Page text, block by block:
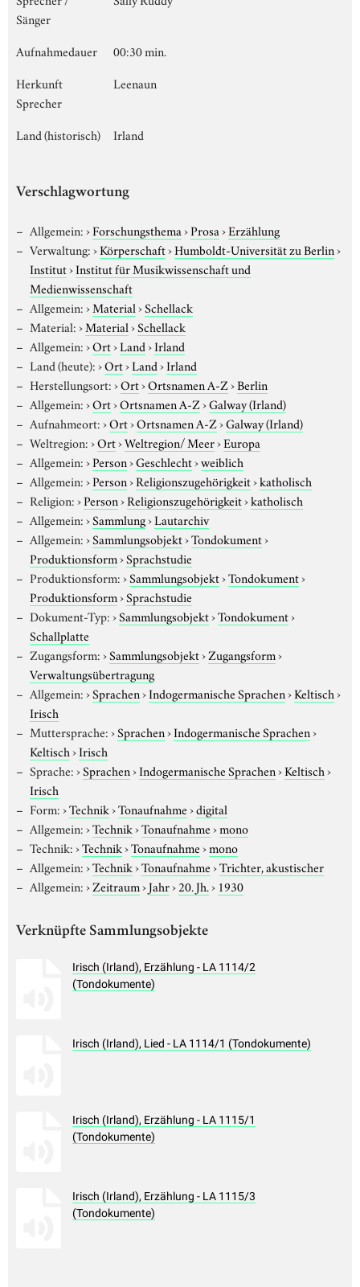
Sänger
Aufnahmedauer
00:30 min.
Herkunft
Sprecher
Leenaun
Land (historisch) Irland
Verschlagwortung
Allgemein:›Forschungsthema›Prosa›Erzählung
Verwaltung:›Körperschaft›Humboldt-Universität zu Berlin›
Institut›Institut für Musikwissenschaft und
Medienwissenschaft
Allgemein:›Material›Schellack
Material:›Material›Schellack
Allgemein:›Ort›Land›Irland
Land (heute):›Ort›Land›Irland
Herstellungsort:›Ort›Ortsnamen A-Z›Berlin
Allgemein:›Ort›Ortsnamen A-Z›Galway (Irland)
Aufnahmeort:›Ort›Ortsnamen A-Z›Galway (Irland)
Weltregion:›Ort›Weltregion/ Meer›Europa
Allgemein:›Person›Geschlecht›weiblich
Allgemein:›Person›Religionszugehörigkeit›katholisch
Religion:›Person›Religionszugehörigkeit›katholisch
Allgemein:›Sammlung›Lautarchiv
Allgemein:›Sammlungsobjekt›Tondokument›
Produktionsform›Sprachstudie
Produktionsform:›Sammlungsobjekt›Tondokument›
Produktionsform›Sprachstudie
Dokument-Typ:›Sammlungsobjekt›Tondokument›
Schallplatte
Zugangsform:›Sammlungsobjekt›Zugangsform›
Verwaltungsübertragung
Allgemein:›Sprachen›Indogermanische Sprachen›Keltisch›
Irisch
Muttersprache:›Sprachen›Indogermanische Sprachen›
Keltisch›Irisch
Sprache:›Sprachen›Indogermanische Sprachen›Keltisch›
Irisch
Form:›Technik›Tonaufnahme›digital
Allgemein:›Technik›Tonaufnahme›mono
Technik:›Technik›Tonaufnahme›mono
Allgemein:›Technik›Tonaufnahme›Trichter, akustischer
Allgemein:›Zeitraum›Jahr›20. Jh.› 1930
Verknüpfte Sammlungsobjekte
Irisch (Irland), Erzählung - LA 1114/2
(Tondokumente)
Irisch (Irland), Lied - LA 1114/1 (Tondokumente)
Irisch (Irland), Erzählung - LA 1115/1
(Tondokumente)
Irisch (Irland), Erzählung - LA 1115/3
(Tondokumente)